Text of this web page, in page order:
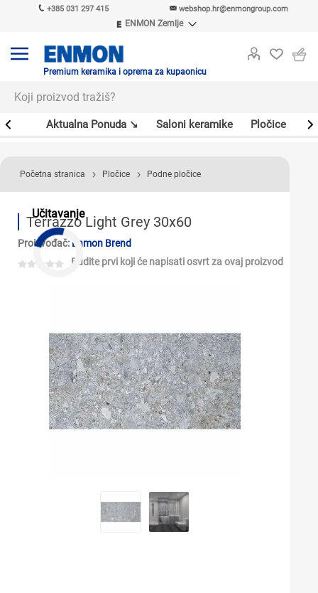
+385 031 297 415 webshop.hr@enmongroup.com
ENMON Zemlje
ENMON MKD
Premium keramika i oprema za kupaonicu
Aktualna Ponuda ↘ Saloni keramike Pločice
Učitavanje
Početna stranica Pločice Podne pločice
Terrazzo Light Grey 30x60
Proizvođač: Enmon Brend
Budite prvi koji će napisati osvrt za ovaj proizvod